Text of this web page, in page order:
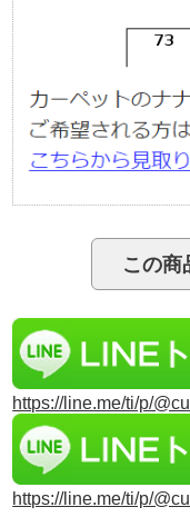
https://line.me/ti/p/
https://line.me/ti/p/